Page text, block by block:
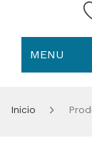
MENU
Inicio